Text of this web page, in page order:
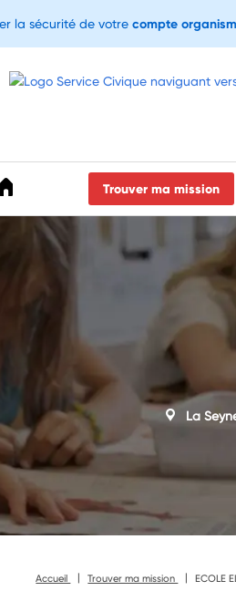
Trouver ma mission
La
Accueil Trouver ma mission ECOLE
la sécurité de votre compte